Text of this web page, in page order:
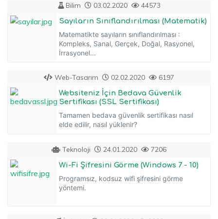
Bilim 03.02.2020 44573
Sayıların Sınıflandırılması (Matematik)
Matematikte sayıların sınıflandırılması :
Kompleks, Sanal, Gerçek, Doğal, Rasyonel,
İrrasyonel...
Web-Tasarım 02.02.2020 6197
Websiteniz İçin Bedava Güvenlik
Sertifikası (SSL Sertifikası)
Tamamen bedava güvenlik sertifikası nasıl
elde edilir, nasıl yüklenir?
Teknoloji 24.01.2020 7206
Wi-Fi Şifresini Görme (Windows 7 - 10)
Programsız, kodsuz wifi şifresini görme
yöntemi.